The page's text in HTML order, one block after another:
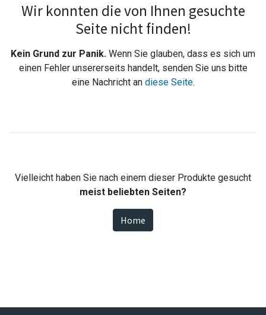
Fehler 404
Wir konnten die von Ihnen gesuchte
Seite nicht finden!
Kein Grund zur Panik. Wenn Sie glauben, dass es sich um
einen Fehler unsererseits handelt, senden Sie uns bitte
eine Nachricht an diese Seite.
Vielleicht haben Sie nach einem dieser Produkte gesucht
meist beliebten Seiten?
Home